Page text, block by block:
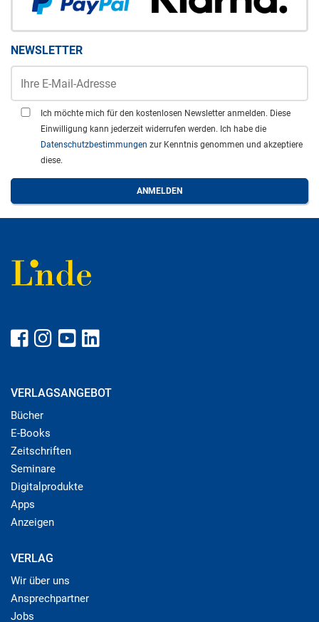
NEWSLETTER
Ich möchte mich für den kostenlosen Newsletter anmelden. Diese
Einwilligung kann jederzeit widerrufen werden. Ich habe die
Datenschutzbestimmungen zur Kenntnis genommen und akzeptiere
diese.
VERLAGSANGEBOT
Bücher
E-Books
Zeitschriften
Seminare
Digitalprodukte
Apps
Anzeigen
VERLAG
Wir über uns
Ansprechpartner
Jobs